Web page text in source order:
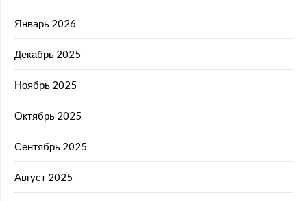
Январь 2026
Декабрь 2025
Ноябрь 2025
Октябрь 2025
Сентябрь 2025
Август 2025